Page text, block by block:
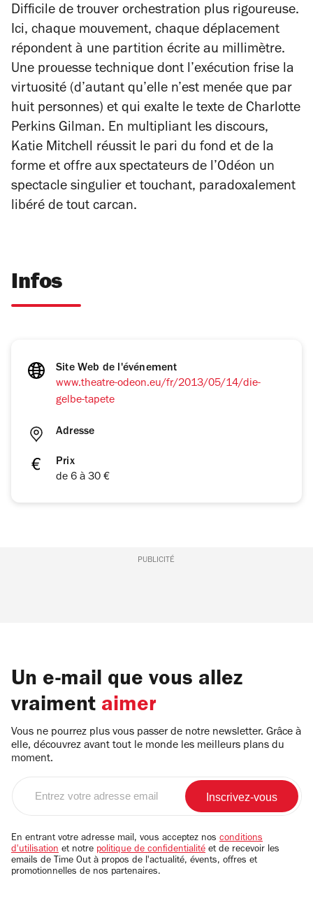
Difficile de trouver orchestration plus rigoureuse.
Ici, chaque mouvement, chaque déplacement
répondent à une partition écrite au millimètre.
Une prouesse technique dont l’exécution frise la
virtuosité (d’autant qu’elle n’est menée que par
huit personnes) et qui exalte le texte de Charlotte
Perkins Gilman. En multipliant les discours,
Katie Mitchell réussit le pari du fond et de la
forme et offre aux spectateurs de l’Odéon un
spectacle singulier et touchant, paradoxalement
libéré de tout carcan.
Infos
Site Web de l'événement
www.theatre-odeon.eu/fr/2013/05/14/die-
gelbe-tapete
Adresse
Prix
de 6 à 30 €
PUBLICITÉ
Un e-mail que vous allez
vraiment aimer
Vous ne pourrez plus vous passer de notre newsletter. Grâce à
elle, découvrez avant tout le monde les meilleurs plans du
moment.
email
En entrant votre adresse mail, vous acceptez nos conditions
d'utilisation et notre politique de confidentialité et de recevoir les
emails de Time Out à propos de l'actualité, évents, offres et
promotionnelles de nos partenaires.